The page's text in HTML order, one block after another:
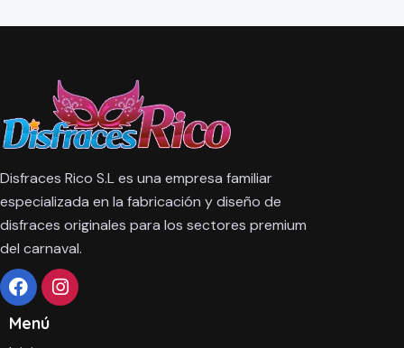
Disfraces Rico S.L es una empresa familiar
especializada en la fabricación y diseño de
disfraces originales para los sectores premium
del carnaval.
Menú